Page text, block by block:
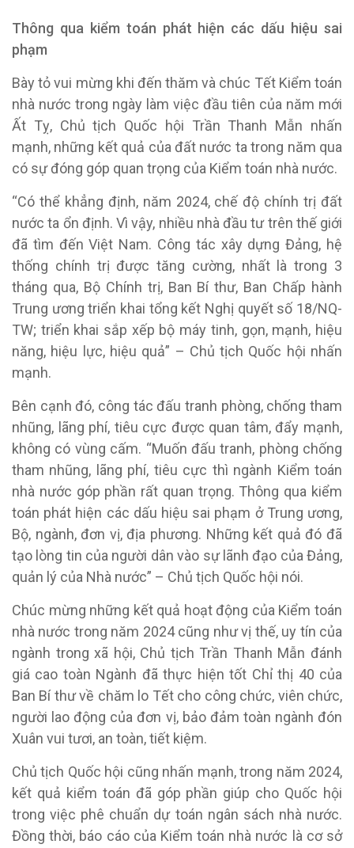
Thông qua kiểm toán phát hiện các dấu hiệu sai
phạm
Bày tỏ vui mừng khi đến thăm và chúc Tết Kiểm toán
nhà nước trong ngày làm việc đầu tiên của năm mới
Ất Tỵ, Chủ tịch Quốc hội Trần Thanh Mẫn nhấn
mạnh, những kết quả của đất nước ta trong năm qua
có sự đóng góp quan trọng của Kiểm toán nhà nước.
“Có thể khẳng định, năm 2024, chế độ chính trị đất
nước ta ổn định. Vì vậy, nhiều nhà đầu tư trên thế giới
đã tìm đến Việt Nam. Công tác xây dựng Đảng, hệ
thống chính trị được tăng cường, nhất là trong 3
tháng qua, Bộ Chính trị, Ban Bí thư, Ban Chấp hành
Trung ương triển khai tổng kết Nghị quyết số 18/NQ-
TW; triển khai sắp xếp bộ máy tinh, gọn, mạnh, hiệu
năng, hiệu lực, hiệu quả” – Chủ tịch Quốc hội nhấn
mạnh.
Bên cạnh đó, công tác đấu tranh phòng, chống tham
nhũng, lãng phí, tiêu cực được quan tâm, đẩy mạnh,
không có vùng cấm. “Muốn đấu tranh, phòng chống
tham nhũng, lãng phí, tiêu cực thì ngành Kiểm toán
nhà nước góp phần rất quan trọng. Thông qua kiểm
toán phát hiện các dấu hiệu sai phạm ở Trung ương,
Bộ, ngành, đơn vị, địa phương. Những kết quả đó đã
tạo lòng tin của người dân vào sự lãnh đạo của Đảng,
quản lý của Nhà nước” – Chủ tịch Quốc hội nói.
Chúc mừng những kết quả hoạt động của Kiểm toán
nhà nước trong năm 2024 cũng như vị thế, uy tín của
ngành trong xã hội, Chủ tịch Trần Thanh Mẫn đánh
giá cao toàn Ngành đã thực hiện tốt Chỉ thị 40 của
Ban Bí thư về chăm lo Tết cho công chức, viên chức,
người lao động của đơn vị, bảo đảm toàn ngành đón
Xuân vui tươi, an toàn, tiết kiệm.
Chủ tịch Quốc hội cũng nhấn mạnh, trong năm 2024,
kết quả kiểm toán đã góp phần giúp cho Quốc hội
trong việc phê chuẩn dự toán ngân sách nhà nước.
Đồng thời, báo cáo của Kiểm toán nhà nước là cơ sở